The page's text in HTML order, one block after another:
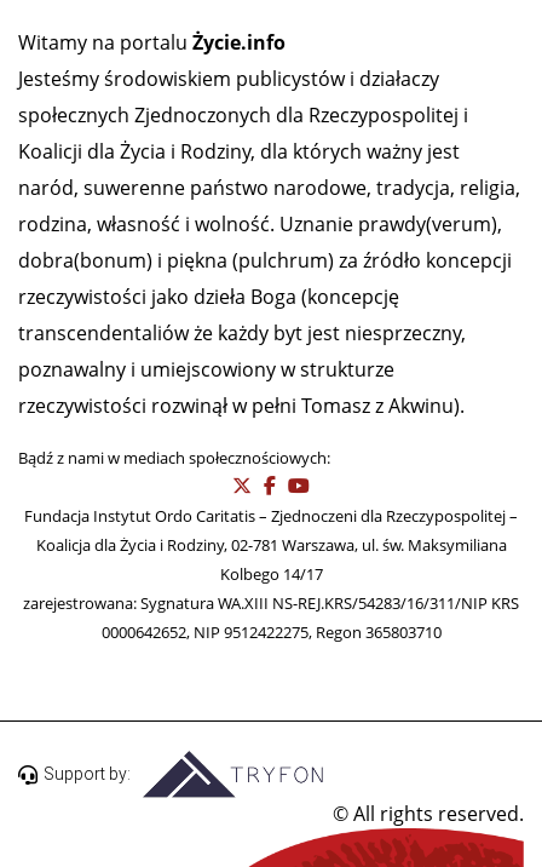
Witamy na portalu Życie.info
Jesteśmy środowiskiem publicystów i działaczy
społecznych Zjednoczonych dla Rzeczypospolitej i
Koalicji dla Życia i Rodziny, dla których ważny jest
naród, suwerenne państwo narodowe, tradycja, religia,
rodzina, własność i wolność. Uznanie prawdy(verum),
dobra(bonum) i piękna (pulchrum) za źródło koncepcji
rzeczywistości jako dzieła Boga (koncepcję
transcendentaliów że każdy byt jest niesprzeczny,
poznawalny i umiejscowiony w strukturze
rzeczywistości rozwinął w pełni Tomasz z Akwinu).
Bądź z nami w mediach społecznościowych:
Fundacja Instytut Ordo Caritatis – Zjednoczeni dla Rzeczypospolitej –
Koalicja dla Życia i Rodziny, 02-781 Warszawa, ul. św. Maksymiliana
Kolbego 14/17
zarejestrowana: Sygnatura WA.XIII NS-REJ.KRS/54283/16/311/NIP KRS
0000642652, NIP 9512422275, Regon 365803710
Support by:
© All rights reserved.